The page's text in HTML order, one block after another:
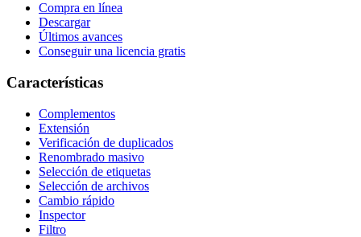
Compra en línea
Descargar
Últimos avances
Conseguir una licencia gratis
Características
Complementos
Extensión
Verificación de duplicados
Renombrado masivo
Selección de etiquetas
Selección de archivos
Cambio rápido
Inspector
Filtro